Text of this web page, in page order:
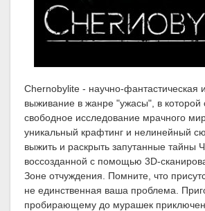
Chernobylite - научно-фантастическая
выживание в жанре "ужасы", в которой
свободное исследование мрачного
уникальный крафтинг и нелинейный
выжить и раскрыть запутанные тайны
воссозданной с помощью 3D-
Зоне отчуждения. Помните, что
не единственная ваша проблема.
пробирающему до мурашек